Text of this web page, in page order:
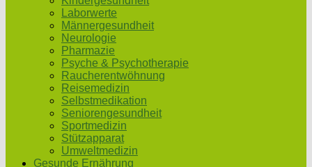
Laborwerte
Männergesundheit
Neurologie
Pharmazie
Psyche & Psychotherapie
Raucherentwöhnung
Reisemedizin
Selbstmedikation
Seniorengesundheit
Sportmedizin
Stützapparat
Umweltmedizin
Gesunde Ernährung